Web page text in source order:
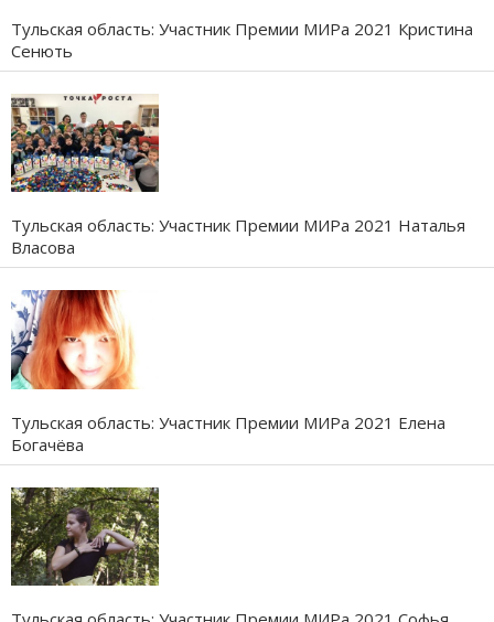
Тульская область: Участник Премии МИРа 2021 Кристина
Сенють
Тульская область: Участник Премии МИРа 2021 Наталья
Власова
Тульская область: Участник Премии МИРа 2021 Елена
Богачёва